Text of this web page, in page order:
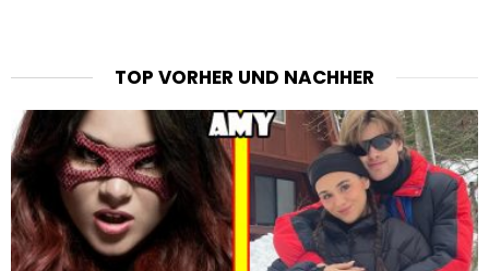
TOP VORHER UND NACHHER